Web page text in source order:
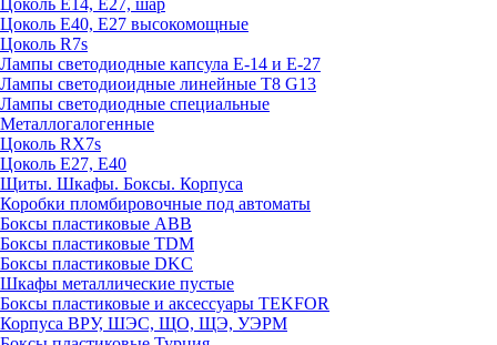
Цоколь Е14, Е27, шар
Цоколь Е40, Е27 высокомощные
Цоколь R7s
Лампы светодиодные капсула Е-14 и Е-27
Лампы светодиоидные линейные T8 G13
Лампы светодиодные специальные
Металлогалогенные
Цоколь RX7s
Цоколь Е27, E40
Щиты. Шкафы. Боксы. Корпуса
Коробки пломбировочные под автоматы
Боксы пластиковые ABB
Боксы пластиковые TDM
Боксы пластиковые DKC
Шкафы металлические пустые
Боксы пластиковые и аксессуары TEKFOR
Корпуса ВРУ, ШЭС, ЩО, ЩЭ, УЭРМ